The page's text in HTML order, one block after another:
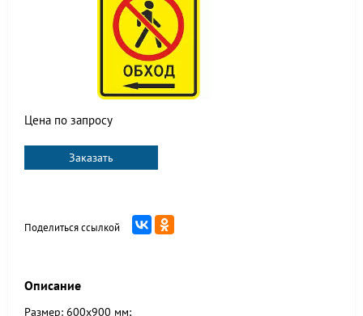
Цена по запросу
Заказать
Поделиться ссылкой
Описание
Размер: 600х900 мм;